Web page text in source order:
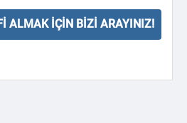
ALMAK İÇIN BIZI ARAYINIZ!